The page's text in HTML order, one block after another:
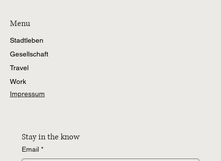
Menu
Stadtleben
Gesellschaft
Travel
Work
Impressum
Stay in the know
Email *